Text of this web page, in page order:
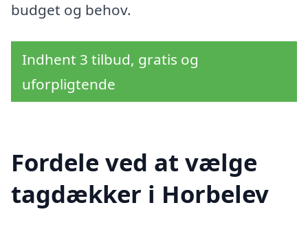
budget og behov.
Indhent 3 tilbud, gratis og
uforpligtende
Fordele ved at vælge
tagdækker i Horbelev